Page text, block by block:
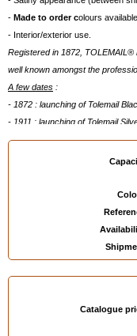
- Made to order colours
- Interior/exterior use.
Registered in 1872,
well known amongst the
A few dates :
- 1872 : launching of Tolemail
- 1911 : launching of Tolemail
- 1949 : launching of Tolemail
- 1996 : launching of Tolemail
: 100 ml, 5 liters, 15
Catalogue